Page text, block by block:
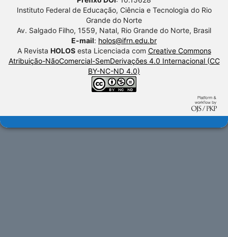
Instituto Federal de Educação, Ciência e Tecnologia do Rio
Grande do Norte
Av. Salgado Filho, 1559, Natal, Rio Grande do Norte, Brasil
E-mail: holos@ifrn.edu.br
A Revista HOLOSesta Licenciada com Creative Commons
Atribuição-NãoComercial-SemDerivações 4.0 Internacional (CC
BY-NC-ND 4.0)